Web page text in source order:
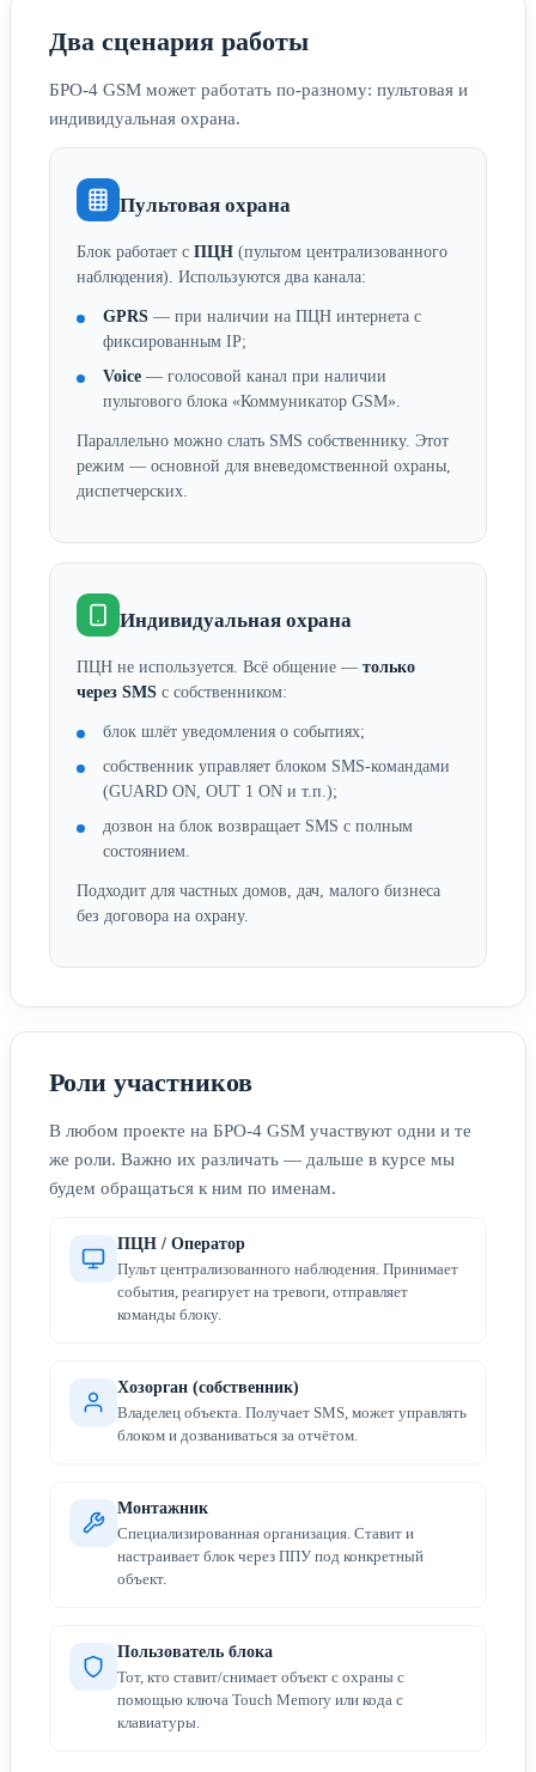
Два сценария работы
БРО-4 GSM может работать по-разному: пультовая и
индивидуальная охрана.
Пультовая охрана
Блок работает с ПЦН (пультом централизованного
наблюдения). Используются два канала:
GPRS — при наличии на ПЦН интернета с
фиксированным IP;
Voice — голосовой канал при наличии
пультового блока «Коммуникатор GSM».
Параллельно можно слать SMS собственнику. Этот
режим — основной для вневедомственной охраны,
диспетчерских.
Индивидуальная охрана
ПЦН не используется. Всё общение — только
через SMS с собственником:
блок шлёт уведомления о событиях;
собственник управляет блоком SMS-командами
(GUARD ON, OUT 1 ON и т.п.);
дозвон на блок возвращает SMS с полным
состоянием.
Подходит для частных домов, дач, малого бизнеса
без договора на охрану.
Роли участников
В любом проекте на БРО-4 GSM участвуют одни и те
же роли. Важно их различать — дальше в курсе мы
будем обращаться к ним по именам.
ПЦН / Оператор
Пульт централизованного наблюдения. Принимает
события, реагирует на тревоги, отправляет
команды блоку.
Хозорган (собственник)
Владелец объекта. Получает SMS, может управлять
блоком и дозваниваться за отчётом.
Монтажник
Специализированная организация. Ставит и
настраивает блок через ППУ под конкретный
объект.
Пользователь блока
Тот, кто ставит/снимает объект с охраны с
помощью ключа Touch Memory или кода с
клавиатуры.